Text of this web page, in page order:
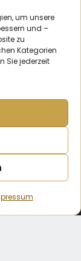
um unsere
und –
zu
Kategorien
Sie jederzeit
Version
Textmaterialien